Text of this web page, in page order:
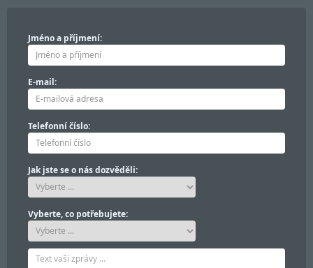
Jméno a příjmení:
E-mail:
Telefonní číslo:
Jak jste se o nás dozvěděli:
Vyberte, co potřebujete: